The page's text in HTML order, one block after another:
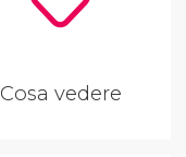
Cosa vedere